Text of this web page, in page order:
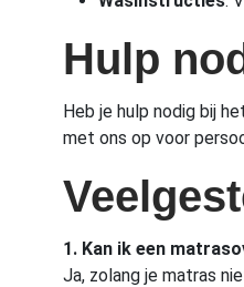
Hulp
Heb je hulp nodig bij
met ons op voor
1. Kan ik een
Ja, zolang je matras